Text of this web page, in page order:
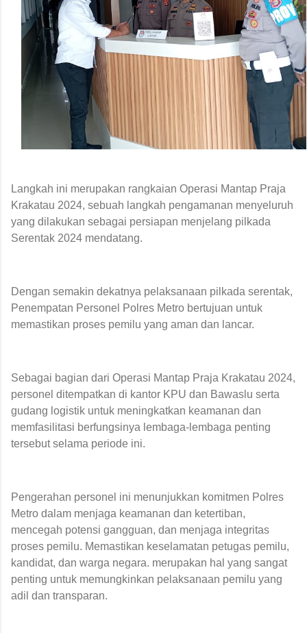
Langkah ini merupakan rangkaian Operasi Mantap Praja
Krakatau 2024, sebuah langkah pengamanan menyeluruh
yang dilakukan sebagai persiapan menjelang pilkada
Serentak 2024 mendatang.
Dengan semakin dekatnya pelaksanaan pilkada serentak,
Penempatan Personel Polres Metro bertujuan untuk
memastikan proses pemilu yang aman dan lancar.
Sebagai bagian dari Operasi Mantap Praja Krakatau 2024,
personel ditempatkan di kantor KPU dan Bawaslu serta
gudang logistik untuk meningkatkan keamanan dan
memfasilitasi berfungsinya lembaga-lembaga penting
tersebut selama periode ini.
Pengerahan personel ini menunjukkan komitmen Polres
Metro dalam menjaga keamanan dan ketertiban,
mencegah potensi gangguan, dan menjaga integritas
proses pemilu. Memastikan keselamatan petugas pemilu,
kandidat, dan warga negara. merupakan hal yang sangat
penting untuk memungkinkan pelaksanaan pemilu yang
adil dan transparan.